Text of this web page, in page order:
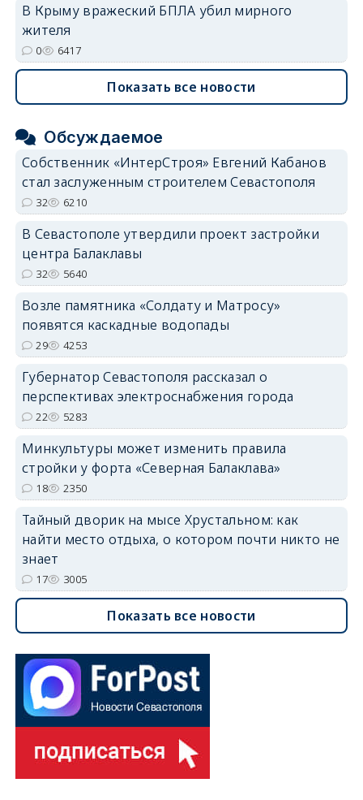
В Крыму вражеский БПЛА убил мирного
жителя
0 6417
Показать все новости
Обсуждаемое
Собственник «ИнтерСтроя» Евгений Кабанов
стал заслуженным строителем Севастополя
32 6210
В Севастополе утвердили проект застройки
центра Балаклавы
32 5640
Возле памятника «Солдату и Матросу»
появятся каскадные водопады
29 4253
Губернатор Севастополя рассказал о
перспективах электроснабжения города
22 5283
Минкультуры может изменить правила
стройки у форта «Северная Балаклава»
18 2350
Тайный дворик на мысе Хрустальном: как
найти место отдыха, о котором почти никто не
знает
17 3005
Показать все новости